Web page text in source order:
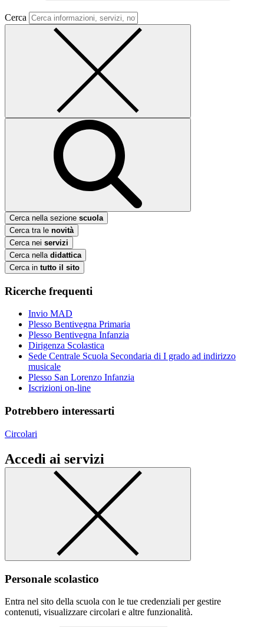
Cerca
Cerca nella sezione scuola
Cerca tra le novità
Cerca nei servizi
Cerca nella didattica
Cerca in tutto il sito
Ricerche frequenti
Invio MAD
Plesso Bentivegna Primaria
Plesso Bentivegna Infanzia
Dirigenza Scolastica
Sede Centrale Scuola Secondaria di I grado ad indirizzo
musicale
Plesso San Lorenzo Infanzia
Iscrizioni on-line
Potrebbero interessarti
Circolari
Accedi ai servizi
Personale scolastico
Entra nel sito della scuola con le tue credenziali per gestire
contenuti, visualizzare circolari e altre funzionalità.